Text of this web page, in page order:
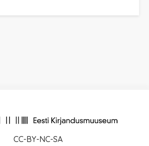
CC-BY-NC-SA